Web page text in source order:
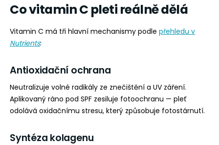
Co vitamin C pleti reálně dělá
Vitamin C má tři hlavní mechanismy podle přehledu v
Nutrients:
Antioxidační ochrana
Neutralizuje volné radikály ze znečištění a UV záření.
Aplikovaný ráno pod SPF zesiluje fotoochranu — pleť
odolává oxidačnímu stresu, který způsobuje fotostárnutí.
Syntéza kolagenu